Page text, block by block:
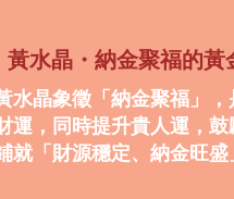
黃水晶・納金聚福的黃
水晶象徵「納金聚福」
運，同時提升貴人運，
就「財源穩定、納金旺盛